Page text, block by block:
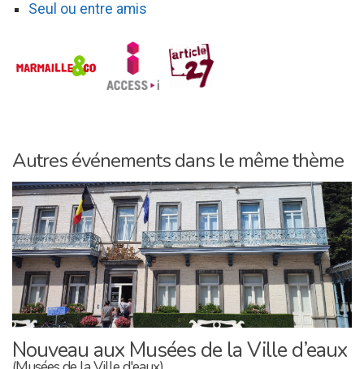
Seul ou entre amis
Autres événements dans le même thème
Nouveau aux Musées de la Ville d’eaux